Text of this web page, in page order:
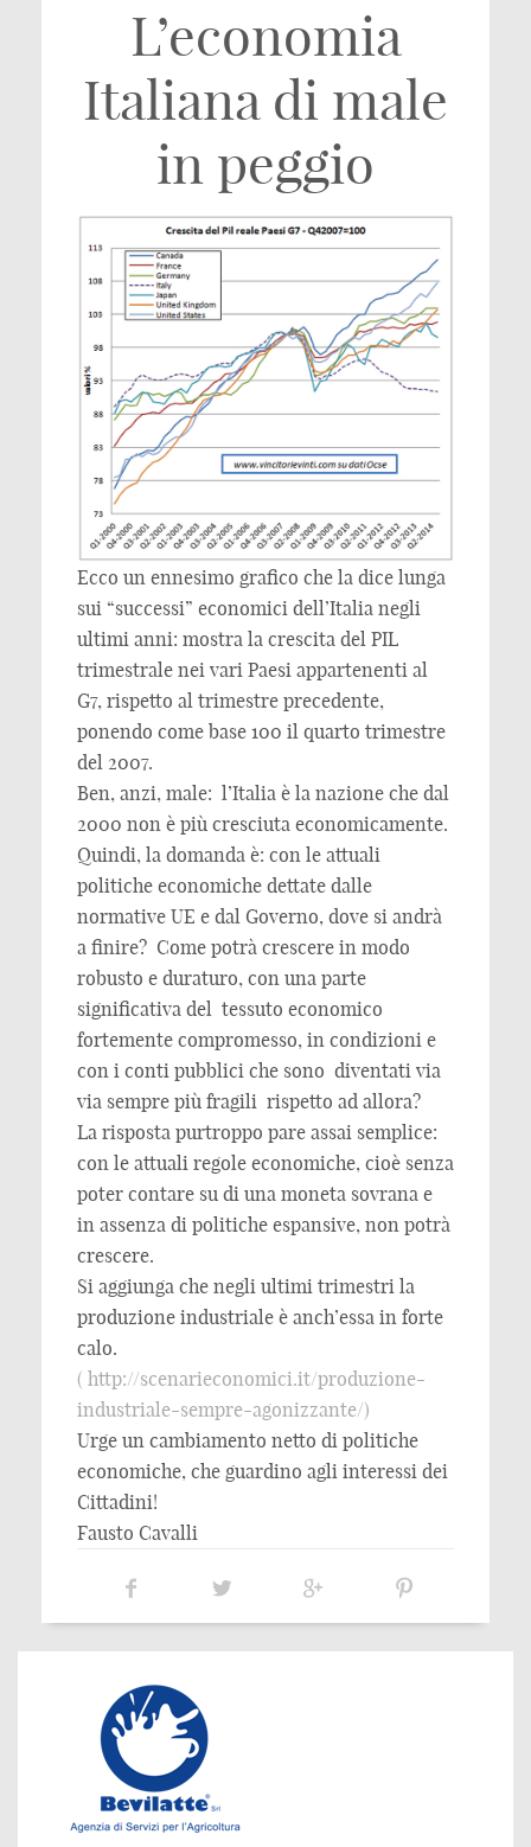
L’economia
Italiana di male
in peggio
Ecco un ennesimo grafico che la dice lunga
sui “successi” economici dell’Italia negli
ultimi anni: mostra la crescita del PIL
trimestrale nei vari Paesi appartenenti al
G7, rispetto al trimestre precedente,
ponendo come base 100 il quarto trimestre
del 2007.
Ben, anzi, male: l’Italia è la nazione che dal
2000 non è più cresciuta economicamente.
Quindi, la domanda è: con le attuali
politiche economiche dettate dalle
normative UE e dal Governo, dove si andrà
a finire? Come potrà crescere in modo
robusto e duraturo, con una parte
significativa del tessuto economico
fortemente compromesso, in condizioni e
con i conti pubblici che sono diventati via
via sempre più fragili rispetto ad allora?
La risposta purtroppo pare assai semplice:
con le attuali regole economiche, cioè senza
poter contare su di una moneta sovrana e
in assenza di politiche espansive, non potrà
crescere.
Si aggiunga che negli ultimi trimestri la
produzione industriale è anch’essa in forte
calo.
( http://scenarieconomici.it/produzione-
industriale-sempre-agonizzante/)
Urge un cambiamento netto di politiche
economiche, che guardino agli interessi dei
Cittadini!
Fausto Cavalli